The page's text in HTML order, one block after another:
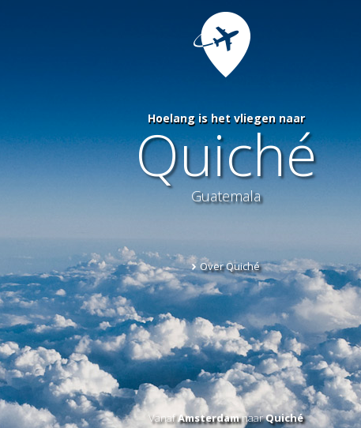
Hoelang is het vliegen naar
Quiché
Guatemala
Over Quiché
VanafAmsterdamnaarQuiché